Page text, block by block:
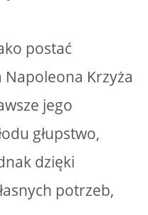
postać
Krzyża
jego
głupstwo,
dzięki
potrzeb,